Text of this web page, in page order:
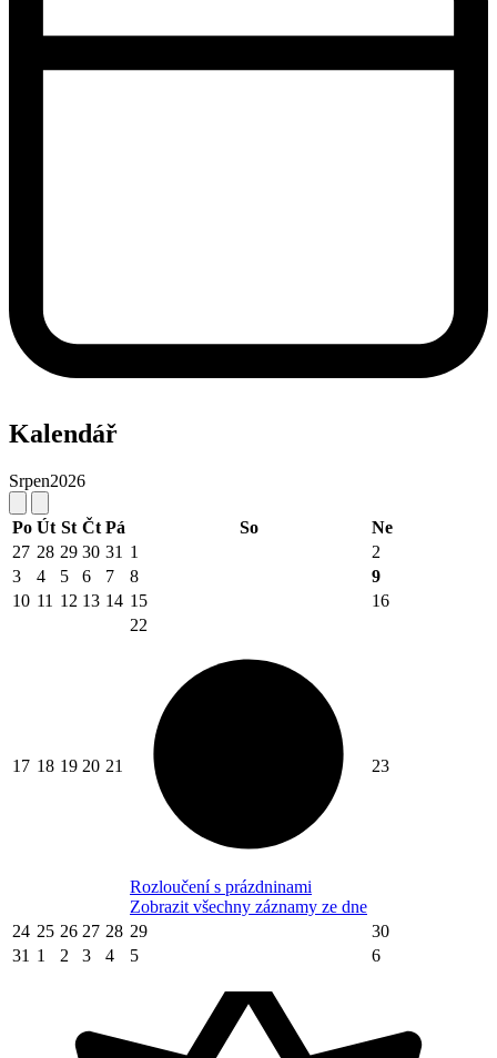
Kalendář
Srpen2026
Po Út St Čt Pá So
Ne
27 28 29 30 31 1
2
3
4 5 6 7 8
9
10 11 12 13 14 15 16
17 18 19 20 21
22
Rozloučení s prázdninami
Zobrazit všechny záznamy ze dne
23
24 25 26 27 28 29
30
31 1 2 3 4 5 6